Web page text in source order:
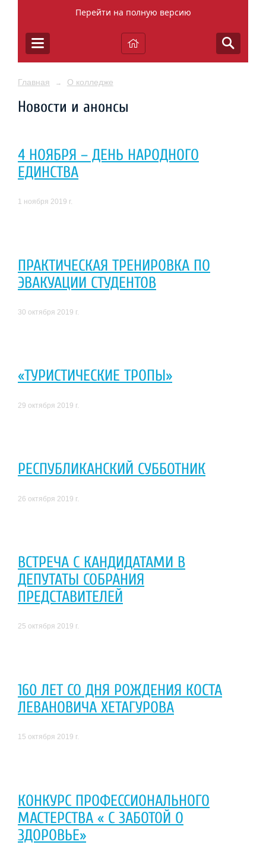
Перейти на полную версию
Главная → О колледже
Новости и анонсы
4 НОЯБРЯ – ДЕНЬ НАРОДНОГО
ЕДИНСТВА
1 ноября 2019 г.
ПРАКТИЧЕСКАЯ ТРЕНИРОВКА ПО
ЭВАКУАЦИИ СТУДЕНТОВ
30 октября 2019 г.
«ТУРИСТИЧЕСКИЕ ТРОПЫ»
29 октября 2019 г.
РЕСПУБЛИКАНСКИЙ СУББОТНИК
26 октября 2019 г.
ВСТРЕЧА С КАНДИДАТАМИ В
ДЕПУТАТЫ СОБРАНИЯ
ПРЕДСТАВИТЕЛЕЙ
25 октября 2019 г.
160 ЛЕТ СО ДНЯ РОЖДЕНИЯ КОСТА
ЛЕВАНОВИЧА ХЕТАГУРОВА
15 октября 2019 г.
КОНКУРС ПРОФЕССИОНАЛЬНОГО
МАСТЕРСТВА « С ЗАБОТОЙ О
ЗДОРОВЬЕ»